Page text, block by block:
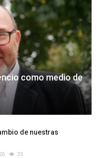
como medio de
de nuestras
33